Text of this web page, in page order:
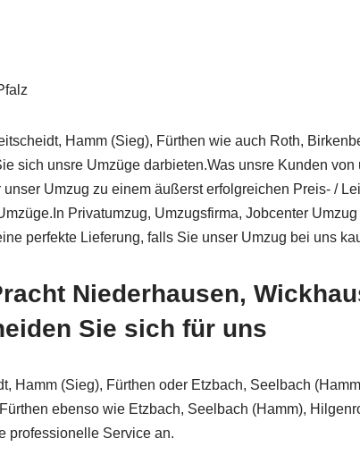
Hamm (Sieg), Fürthen wie auch Roth,
sich unsre Umzüge darbieten.Was unsre Kunden
Umzug zu einem äußerst erfolgreichen Preis- /
Privatumzug, Umzugsfirma, Jobcenter
perfekte Lieferung, falls Sie unser Umzug bei uns
Niederhausen,
Sie sich für uns
Hamm (Sieg), Fürthen oder Etzbach, Seelbach
ebenso wie Etzbach, Seelbach (Hamm),
professionelle Service an.